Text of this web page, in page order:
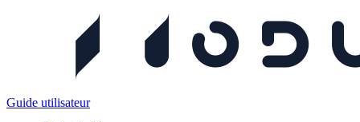
Guide utilisateur